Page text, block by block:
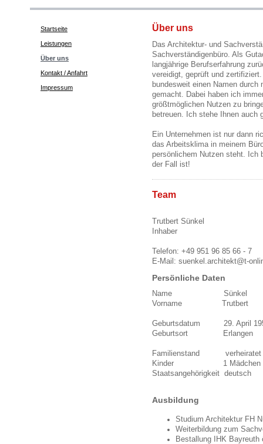
Architektur- und
Trutbert Sünkel
von der IHK Bayreuth
Startseite
Leistungen
Über uns
Kontakt / Anfahrt
Impressum
Über uns
Das Architektur- und
Sachverständigenbüro. Als
langjährige Berufserfahrung
vereidigt, geprüft und
bundesweit einen Namen
gemacht. Dabei haben ich
größtmöglichen Nutzen zu
betreuen. Ich stehe Ihnen auch
Ein Unternehmen ist nur dann
das Arbeitsklima in meinem
persönlichem Nutzen steht. Ich
der Fall ist!
Team
Trutbert Sünkel
Inhaber
Telefon: +49 951 96 85 66 - 7
E-Mail: suenkel.architekt@t-
Persönliche Daten
Name Sünkel
Vorname Trutbert
Geburtsdatum 29. April
Geburtsort Erlangen
Familienstand verheiratet
Kinder 1 Mädchen (29)
Staatsangehörigkeit deutsch
Ausbildung
Studium Architektur FH
Weiterbildung zum
Bestallung IHK Bayreuth